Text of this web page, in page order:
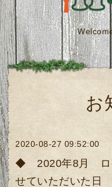
お
2020-08-27 09:52:00
◆ 2020年8月 ロ
せていただいた日